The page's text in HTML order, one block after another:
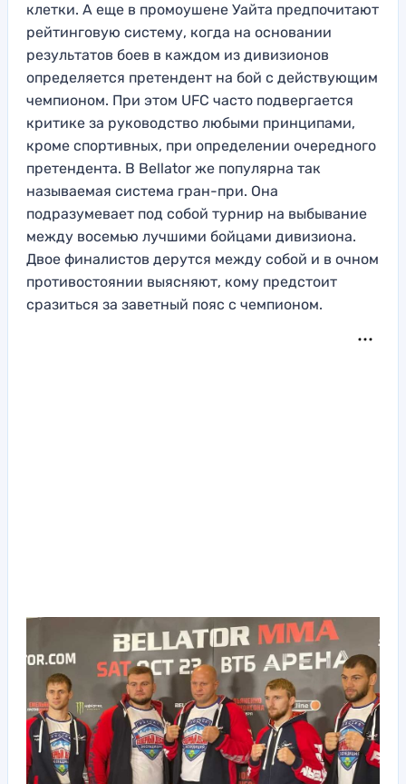
клетки. А еще в промоушене Уайта предпочитают
рейтинговую систему, когда на основании
результатов боев в каждом из дивизионов
определяется претендент на бой с действующим
чемпионом. При этом UFC часто подвергается
критике за руководство любыми принципами,
кроме спортивных, при определении очередного
претендента. В Bellator же популярна так
называемая система гран-при. Она
подразумевает под собой турнир на выбывание
между восемью лучшими бойцами дивизиона.
Двое финалистов дерутся между собой и в очном
противостоянии выясняют, кому предстоит
сразиться за заветный пояс с чемпионом.